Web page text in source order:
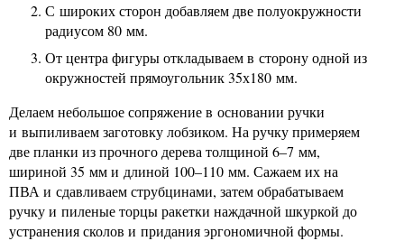
С широких сторон добавляем две полуокружности
радиусом 80 мм.
От центра фигуры откладываем в сторону одной из
окружностей прямоугольник 35х180 мм.
Делаем небольшое сопряжение в основании ручки
и выпиливаем заготовку лобзиком. На ручку примеряем
две планки из прочного дерева толщиной 6–7 мм,
шириной 35 мм и длиной 100–110 мм. Сажаем их на
ПВА и сдавливаем струбцинами, затем обрабатываем
ручку и пиленые торцы ракетки наждачной шкуркой до
устранения сколов и придания эргономичной формы.